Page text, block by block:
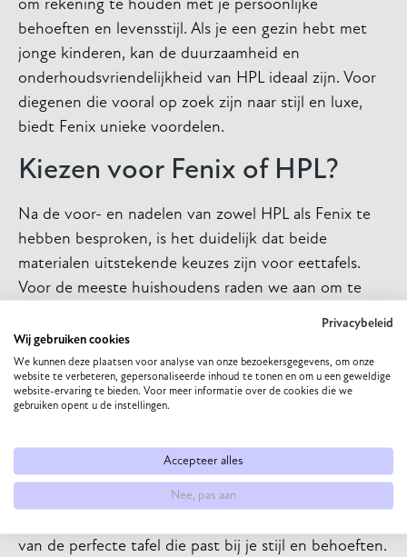
om rekening te houden met je persoonlijke
behoeften en levensstijl. Als je een gezin hebt met
jonge kinderen, kan de duurzaamheid en
onderhoudsvriendelijkheid van HPL ideaal zijn. Voor
diegenen die vooral op zoek zijn naar stijl en luxe,
biedt Fenix unieke voordelen.
Kiezen voor Fenix of HPL?
Na de voor- en nadelen van zowel HPL als Fenix te
hebben besproken, is het duidelijk dat beide
materialen uitstekende keuzes zijn voor eettafels.
Voor de meeste huishoudens raden we aan om te
duurzaamheid, veelzijdigheid en betaalbaarheid, wat
het een slimme investering maakt voor de lange
termijn.
Als je geïnspireerd bent om je eettafel te upgraden
met HPL of Fenix, overweeg dan om
van de perfecte tafel die past bij je stijl en behoeften.
Privacybeleid
Wij gebruiken cookies
We kunnen deze plaatsen voor analyse van onze bezoekersgegevens, om onze
website te verbeteren, gepersonaliseerde inhoud te tonen en om u een geweldige
website-ervaring te bieden. Voor meer informatie over de cookies die we
gebruiken opent u de instellingen.
Accepteer alles
Nee, pas aan